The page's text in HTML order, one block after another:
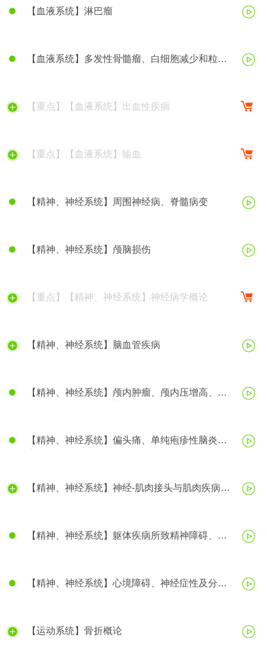
【血液系统】淋巴瘤
【血液系统】多发性骨髓瘤、白细胞减少和粒细
【重点】【血液系统】出血性疾病
【重点】【血液系统】输血
【精神、神经系统】周围神经病、脊髓病变
【精神、神经系统】颅脑损伤
【重点】【精神、神经系统】神经病学概论
【精神、神经系统】脑血管疾病
【精神、神经系统】颅内肿瘤、颅内压增高、脑
【精神、神经系统】偏头痛、单纯疱疹性脑炎、
【精神、神经系统】神经-肌肉接头与肌肉疾病、
【精神、神经系统】躯体疾病所致精神障碍、精
【精神、神经系统】心境障碍、神经症性及分离
【运动系统】骨折概论